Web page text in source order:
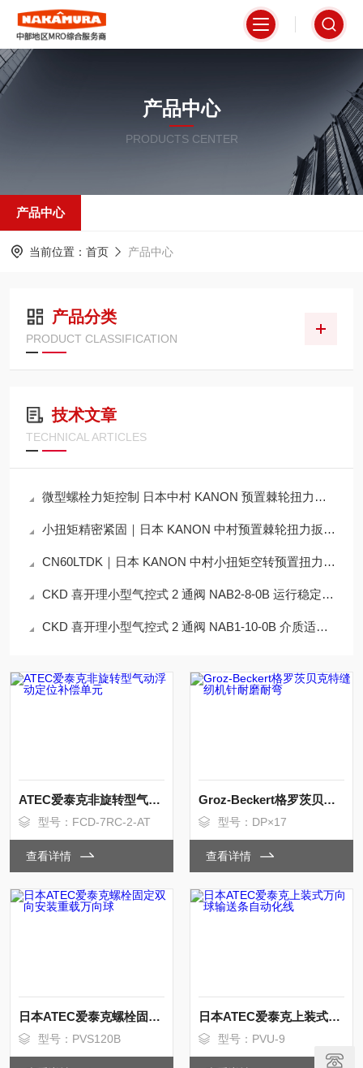
产品中心
PRODUCTS CENTER
产品中心
当前位置： 首页 产品中心
产品分类
PRODUCT CLASSIFICATION
技术文章
TECHNICAL ARTICLES
微型螺栓力矩控制 日本中村 KANON 预置棘轮扭力扳手 N600QLK 产品详解
小扭矩精密紧固｜日本 KANON 中村预置棘轮扭力扳手 CN300QLK技术解析
CN60LTDK｜日本 KANON 中村小扭矩空转预置扭力起子技术详解
CKD 喜开理小型气控式 2 通阀 NAB2-8-0B 运行稳定性优化方案
CKD 喜开理小型气控式 2 通阀 NAB1-10-0B 介质适配与气源要求说明
ATEC爱泰克非旋转型气动浮动定位补偿单元
型号：FCD-7RC-2-AT
查看详情
Groz-Beckert格罗茨贝克特缝纫机针耐磨耐弯
型号：DP×17
查看详情
日本ATEC爱泰克螺栓固定双向安装重载万向球
型号：PVS120B
日本ATEC爱泰克上装式万向球输送条自动化线
型号：PVU-9